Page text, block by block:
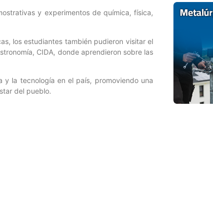
y experimentos de química, física,
los estudiantes también pudieron visitar el
CIDA, donde aprendieron sobre las
y la tecnología en el país, promoviendo una
del pueblo.